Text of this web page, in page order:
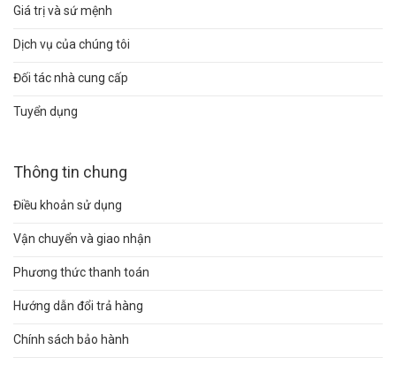
Giá trị và sứ mệnh
Dịch vụ của chúng tôi
Đối tác nhà cung cấp
Tuyển dụng
Thông tin chung
Điều khoản sử dụng
Vận chuyển và giao nhận
Phương thức thanh toán
Hướng dẫn đổi trả hàng
Chính sách bảo hành